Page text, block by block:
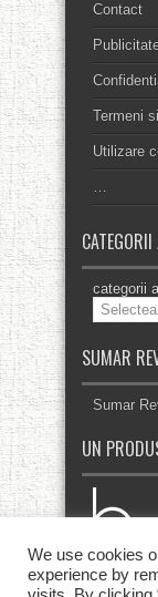
Contact
Termeni
Utilizare
…
categorii
SUMAR
Sumar
UN
We use cookies
experience by